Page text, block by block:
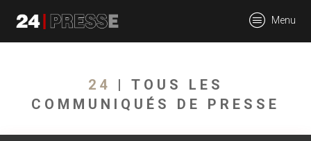
Menu
24
| TOUS LES
COMMUNIQUÉS DE PRESSE